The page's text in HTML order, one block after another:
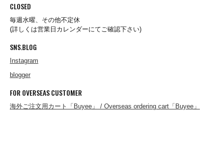
ENALLOID
FARFIELD ORIGINAL
CLOSED
毎週水曜、その他不定休
(詳しくは営業日カレンダーにてご確認下さい)
SNS.BLOG
Instagram
blogger
FOR OVERSEAS CUSTOMER
海外ご注文用カート「Buyee」 / Overseas ordering cart「Buyee」